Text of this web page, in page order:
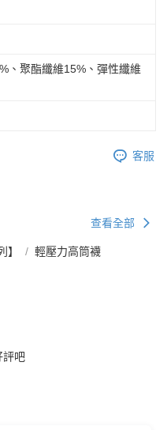
、聚酯纖維15%、彈性纖維
客服
查看全部
】 輕壓力高筒襪
評吧
客服
www.footer.com.tw/page/